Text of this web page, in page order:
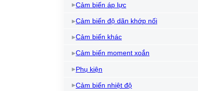
Cảm biến áp lực
Cảm biến độ dãn khớp nối
Cảm biến khác
Cảm biến moment xoắn
Phụ kiện
Cảm biến nhiệt độ